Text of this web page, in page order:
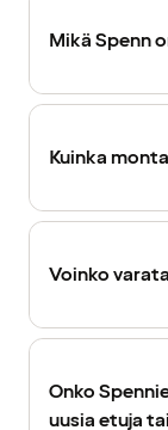
Mikä Spenn
Kuinka
Voinko
Onko
uusia etuja